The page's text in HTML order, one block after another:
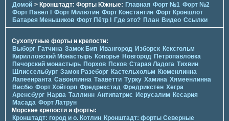
Домой > Кронштадт: Форты Южные: Главная Форт №1 Форт №2
Форт Павел I Форт Милютин Форт Константин Форт Кроншлот
Батарея Меньшиков Форт Пётр I Где это? План Видео Ссылки
Сухопутные форты и крепости:
Выборг Гатчина Замок Бип Ивангород Изборск Кексгольм
Кирилловский Монастырь Копорье Новгород Петропавловка
Печорcкий монастырь Порхов Псков Старая Ладога Тихвин
Шлиссельбург Замок Разеборг Кастельхольм Кюменлинна
Лапеенранта Савонлинна Тааветти Турку Хамина Хямеенлинна
Висбю Форт Хойторп Фредрикстад Фредрикстен Хегра
Аренсбург Нарва Таллинн Антипатрис Иерусалим Кесария
Масада Форт Латрун
Морские крепости и форты:
Кронштадт: город и о. Котлин Кронштадт: форты Северные